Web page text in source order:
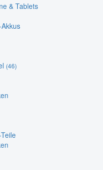
& Tablets
(46)